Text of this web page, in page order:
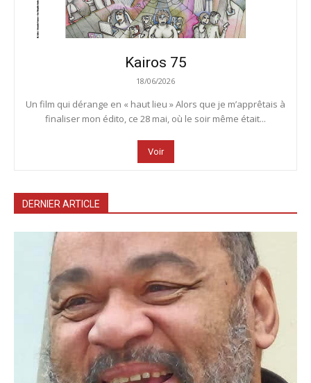
Kairos 75
18/06/2026
Un film qui dérange en « haut lieu » Alors que je m’apprêtais à
finaliser mon édito, ce 28 mai, où le soir même était...
Voir
DERNIER ARTICLE